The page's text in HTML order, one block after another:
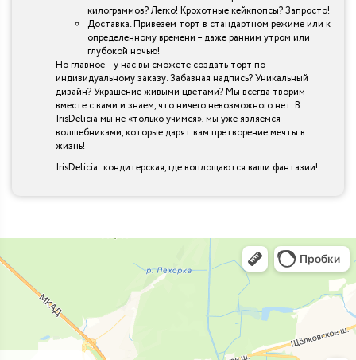
килограммов? Легко! Крохотные кейкпопсы? Запросто!
Доставка. Привезем торт в стандартном режиме или к
определенному времени – даже ранним утром или
глубокой ночью!
Но главное – у нас вы сможете создать торт по
индивидуальному заказу. Забавная надпись? Уникальный
дизайн? Украшение живыми цветами? Мы всегда творим
вместе с вами и знаем, что ничего невозможного нет. В
IrisDelicia мы не «только учимся», мы уже являемся
волшебниками, которые дарят вам претворение мечты в
жизнь!
IrisDelicia: кондитерская, где воплощаются ваши фантазии!